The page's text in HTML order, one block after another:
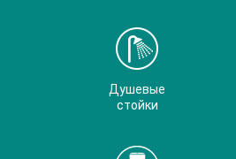
Душевые
стойки